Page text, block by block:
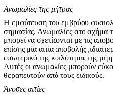
Ανωμαλίες της μήτρας
Η εμφύτευση του εμβρύου
σημασίας. Ανωμαλίες στο σχήμα
μπορεί να σχετίζονται με τις
επίσης μία αιτία αποβολής
εσωτερικό της κοιλότητας της
Αυτές οι ανωμαλίες μπορούν
θεραπευτούν από τους ειδικούς.
Άνοσες αιτίες